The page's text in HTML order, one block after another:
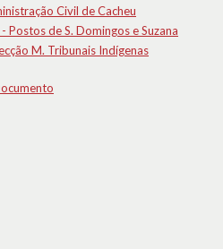
Civil de Cacheu
Postos de S. Domingos e Suzana
M. Tribunais Indígenas